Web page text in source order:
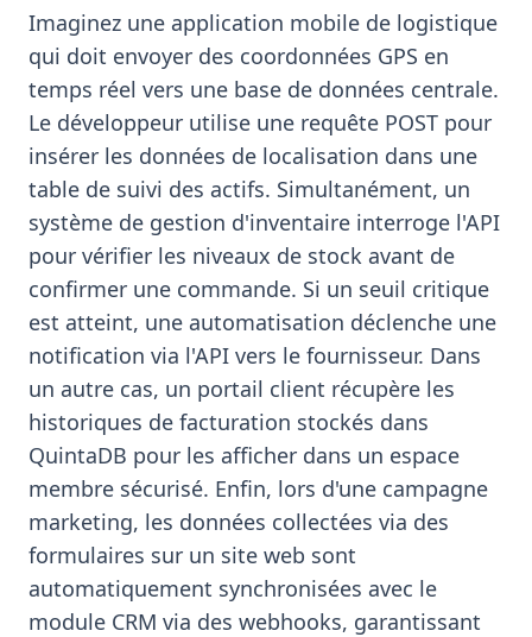
Imaginez une application mobile de logistique
qui doit envoyer des coordonnées GPS en
temps réel vers une base de données centrale.
Le développeur utilise une requête POST pour
insérer les données de localisation dans une
table de suivi des actifs. Simultanément, un
système de gestion d'inventaire interroge l'API
pour vérifier les niveaux de stock avant de
confirmer une commande. Si un seuil critique
est atteint, une automatisation déclenche une
notification via l'API vers le fournisseur. Dans
un autre cas, un portail client récupère les
historiques de facturation stockés dans
QuintaDB pour les afficher dans un espace
membre sécurisé. Enfin, lors d'une campagne
marketing, les données collectées via des
formulaires sur un site web sont
automatiquement synchronisées avec le
module CRM via des webhooks, garantissant